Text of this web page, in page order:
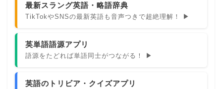
最新スラング英語・略語辞典
TikTokやSNSの最新英語も音声つきで超絶理解！ ▶
英単語語源アプリ
語源をたどれば単語同士がつながる！ ▶
英語のトリビア・クイズアプリ